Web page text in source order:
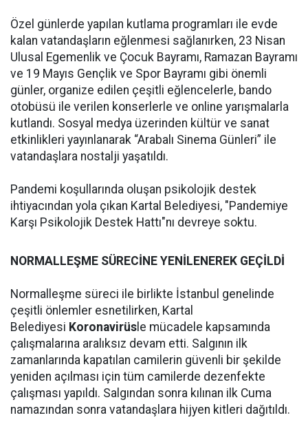
Özel günlerde yapılan kutlama programları ile evde
kalan vatandaşların eğlenmesi sağlanırken, 23 Nisan
Ulusal Egemenlik ve Çocuk Bayramı, Ramazan Bayramı
ve 19 Mayıs Gençlik ve Spor Bayramı gibi önemli
günler, organize edilen çeşitli eğlencelerle, bando
otobüsü ile verilen konserlerle ve online yarışmalarla
kutlandı. Sosyal medya üzerinden kültür ve sanat
etkinlikleri yayınlanarak “Arabalı Sinema Günleri” ile
vatandaşlara nostalji yaşatıldı.
Pandemi koşullarında oluşan psikolojik destek
ihtiyacından yola çıkan Kartal Belediyesi, "Pandemiye
Karşı Psikolojik Destek Hattı"nı devreye soktu.
NORMALLEŞME SÜRECİNE YENİLENEREK GEÇİLDİ
Normalleşme süreci ile birlikte İstanbul genelinde
çeşitli önlemler esnetilirken, Kartal
Belediyesi Koronavirüs le mücadele kapsamında
çalışmalarına aralıksız devam etti. Salgının ilk
zamanlarında kapatılan camilerin güvenli bir şekilde
yeniden açılması için tüm camilerde dezenfekte
çalışması yapıldı. Salgından sonra kılınan ilk Cuma
namazından sonra vatandaşlara hijyen kitleri dağıtıldı.